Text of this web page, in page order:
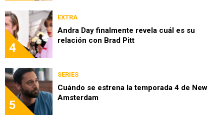
4
EXTRA
Andra Day finalmente revela cuál es su
relación con Brad Pitt
5
SERIES
Cuándo se estrena la temporada 4 de New
Amsterdam